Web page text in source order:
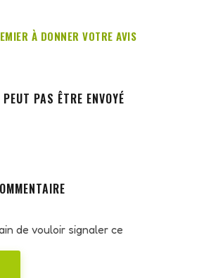
À DONNER VOTRE AVIS
PAS ÊTRE ENVOYÉ
de vouloir signaler ce